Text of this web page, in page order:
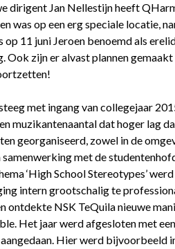
dirigent Jan Nellestijn heeft
was op een erg speciale locatie,
11 juni Jeroen benoemd als
Ook zijn er alvast plannen
met ingang van collegejaar
muzikantenaantal dat hoger lag
georganiseerd, zowel in de
samenwerking met de
‘High School Stereotypes’
intern grootschalig te
ontdekte NSK TeQuila nieuwe
Het jaar werd afgesloten met
Hier werd bijvoorbeeld